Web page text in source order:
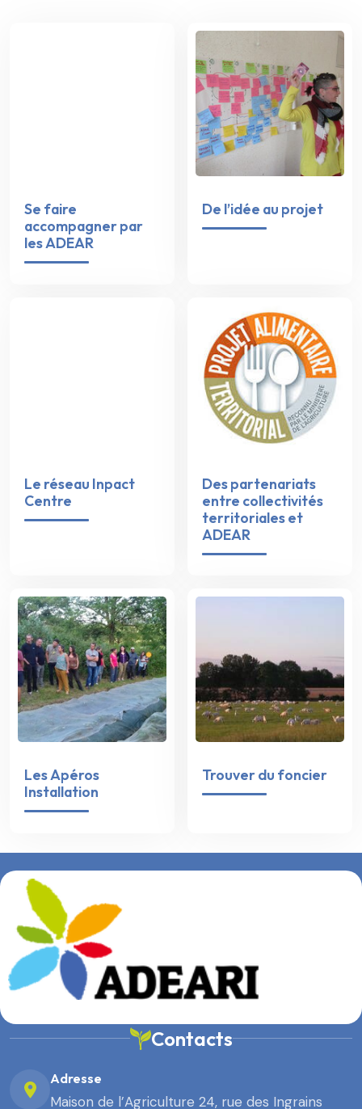
Se faire
accompagner par
les ADEAR
De l’idée au projet
Le réseau Inpact
Centre
Des partenariats
entre collectivités
territoriales et
ADEAR
Les Apéros
Installation
Trouver du foncier
Contacts
Adresse
Maison de l’Agriculture 24, rue des Ingrains